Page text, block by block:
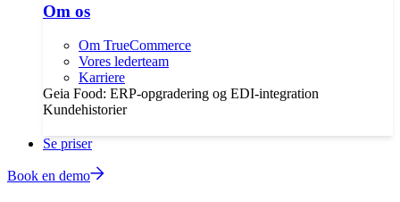
Om os
Om TrueCommerce
Vores lederteam
Karriere
Geia Food: ERP-opgradering og EDI-integration
Kundehistorier
Se priser
Book en demo